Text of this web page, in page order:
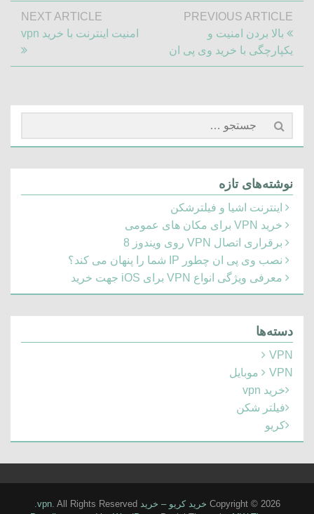
راهبری
نوشته
PREVIOUS ARTICLE
Previous
Post:
بالا بردن امنیت و
یکپارچگی با خرید وی پی ان
NEXT ARTICLE
Next
امنیت اینترنت با خرید vpn
جستجو
برای:
نوشته‌های تازه
اینترنت اشیا و فیلترشکن
خرید VPN برای مکان های عمومی
برقراری اتصال VPN روی ویندوز 8
نصب وی پی ان چطور IP شما را پنهان می کند؟
معرفی ویژگی انواع VPN برای iOS جهت خرید
دسته‌ها
VPN
VPN موبایل
خرید vpn
فیلتر شکن
کریو
Copyright © 2026 خرید کریو – خرید vpn . All Rights Reserved.